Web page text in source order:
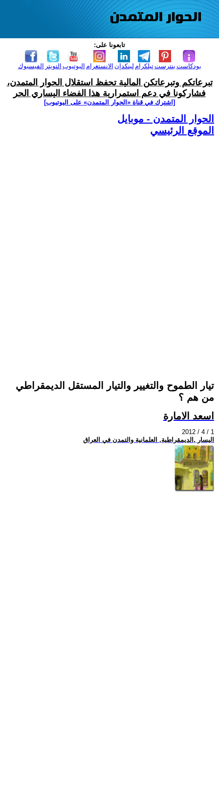
تابعونا على:
الفيسبوك التويتر اليوتيوب الانستغرام لينكدإن تيلكرامبنترست بودكاست
تبرعاتكم وتبرعاتكن المالية تحفظ استقلال الحوار المتمدن،
فشاركونا في دعم استمرارية هذا الفضاء اليساري الحر
[اشترك في قناة ‫«الحوار المتمدن» على اليوتيوب]
الحوار المتمدن - موبايل
الموقع الرئيسي
تيار الطموح والتغيير والتيار المستقل الديمقراطي
من هم ؟
اسعد الامارة
2012 / 4 / 1
اليسار ,الديمقراطية, العلمانية والتمدن في العراق